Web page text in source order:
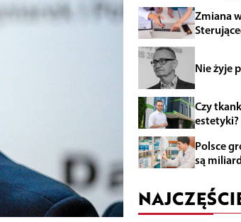
Zmiana
Nie żyje
Czy
estetyki?
Polsce
są